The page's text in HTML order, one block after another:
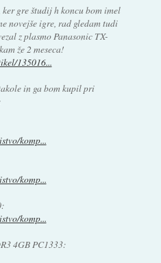
gre študij h koncu bom imel
novejše igre, rad gledam tudi
z plasmo Panasonic TX-
že 2 meseca!
135016...
in ga bom kupil pri
komp...
komp...
komp...
4GB PC1333: